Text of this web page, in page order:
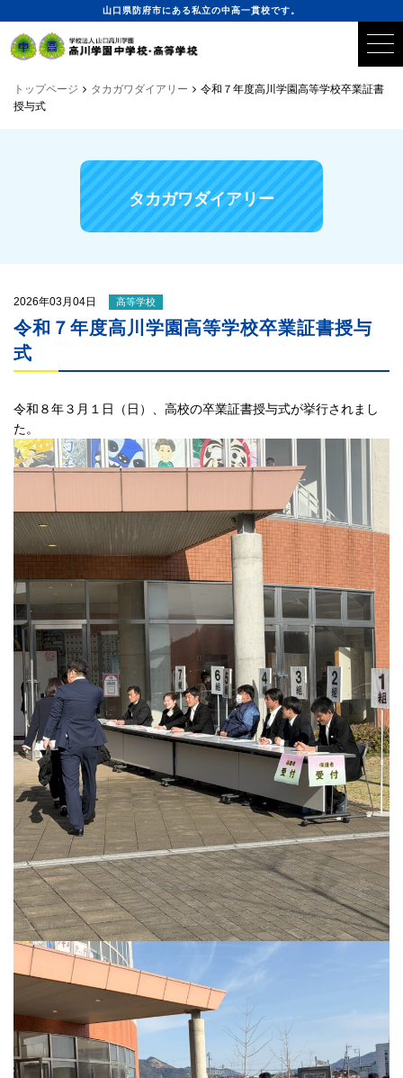
山口県防府市にある私立の中高一貫校です。
トップページ タカガワダイアリー
令和７年度高川学園高等学校卒業証書
授与式
タカガワダイアリー
2026年03月04日 高等学校
令和７年度高川学園高等学校卒業証書授与
式
令和８年３月１日（日）、高校の卒業証書授与式が挙行されまし
た。